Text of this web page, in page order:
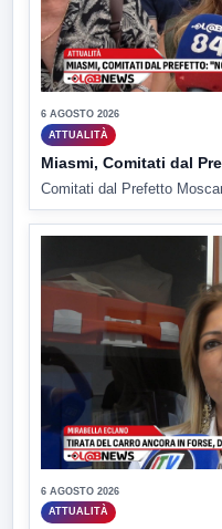
6 AGOSTO 2026
ATTUALITÀ
Miasmi, Comitati dal
Comitati dal Prefetto
6 AGOSTO 2026
ATTUALITÀ